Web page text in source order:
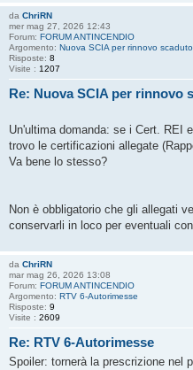
da ChriRN
mer mag 27, 2026 12:43
Forum: FORUM ANTINCENDIO
Argomento: Nuova SCIA per rinnovo scaduto
Risposte: 8
Visite : 1207
Re: Nuova SCIA per rinnovo
Un'ultima domanda: se i Cert. REI
trovo le certificazioni allegate
Va bene lo stesso?
Non è obbligatorio che gli allegati
conservarli in loco per eventuali
da ChriRN
mar mag 26, 2026 13:08
Forum: FORUM ANTINCENDIO
Argomento: RTV 6-Autorimesse
Risposte: 9
Visite : 2609
Re: RTV 6-Autorimesse
Spoiler: tornerà la prescrizione nel